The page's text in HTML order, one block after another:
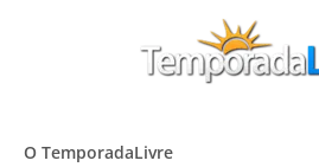
O TemporadaLivre